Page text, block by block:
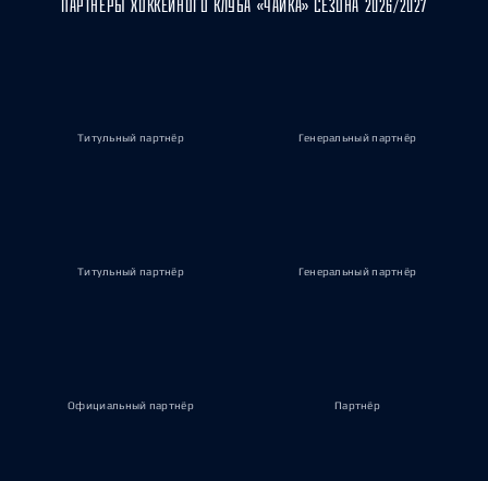
ПАРТНЁРЫ ХОККЕЙНОГО КЛУБА «ЧАЙКА» СЕЗОНА 2026/2027
Титульный партнёр Генеральный партнёр
Титульный партнёр Генеральный партнёр
Официальный партнёр Партнёр